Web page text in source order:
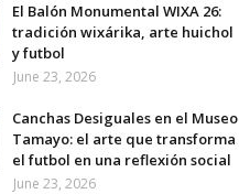
El Balón Monumental WIXA 26:
tradición wixárika, arte huichol
y futbol
June 23, 2026
Canchas Desiguales en el Museo
Tamayo: el arte que transforma
el futbol en una reflexión social
June 23, 2026